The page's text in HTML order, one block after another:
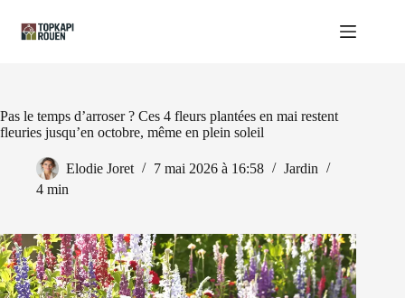
contenu
Pas le temps d’arroser ? Ces 4 fleurs plantées en mai restent
fleuries jusqu’en octobre, même en plein soleil
Elodie Joret 7 mai 2026 à 16:58
Jardin
4 min